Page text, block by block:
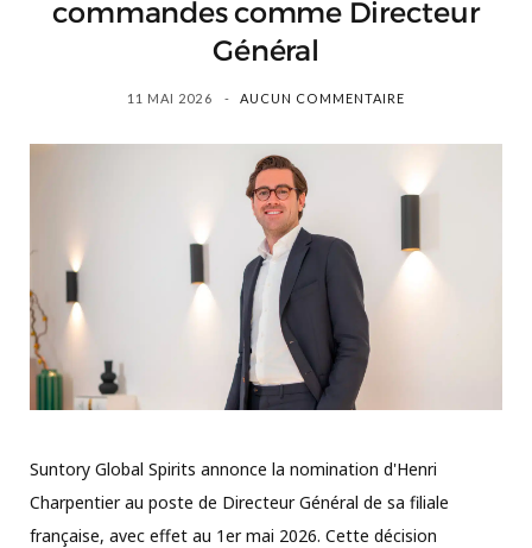
commandes comme Directeur
Général
11 MAI 2026 AUCUN COMMENTAIRE
Suntory Global Spirits annonce la nomination d'Henri
Charpentier au poste de Directeur Général de sa filiale
française, avec effet au 1er mai 2026. Cette décision